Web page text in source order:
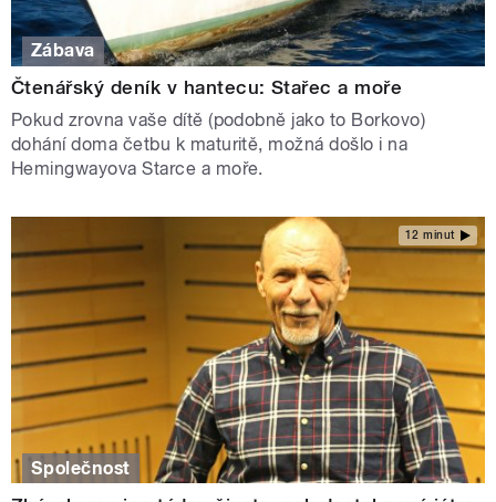
Zábava
Čtenářský deník v hantecu: Stařec a moře
Pokud zrovna vaše dítě (podobně jako to Borkovo)
dohání doma četbu k maturitě, možná došlo i na
Hemingwayova Starce a moře.
12 minut
Společnost